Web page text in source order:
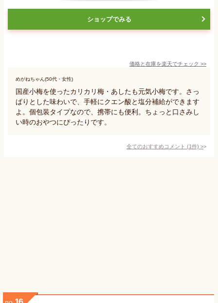
ショップでみる
価格と在庫を楽天でチェック >>
めがねちゃん(50代・女性)
国産小梅を使ったカリカリ梅・あしたも元気小梅です。さっ
ぱりとした味わいで、手軽にクエン酸と塩分補給ができます
よ。個包装タイプなので、携帯にも便利。ちょっと口さみし
い時のおやつにぴったりです。
全てのおすすめコメント (1件) >